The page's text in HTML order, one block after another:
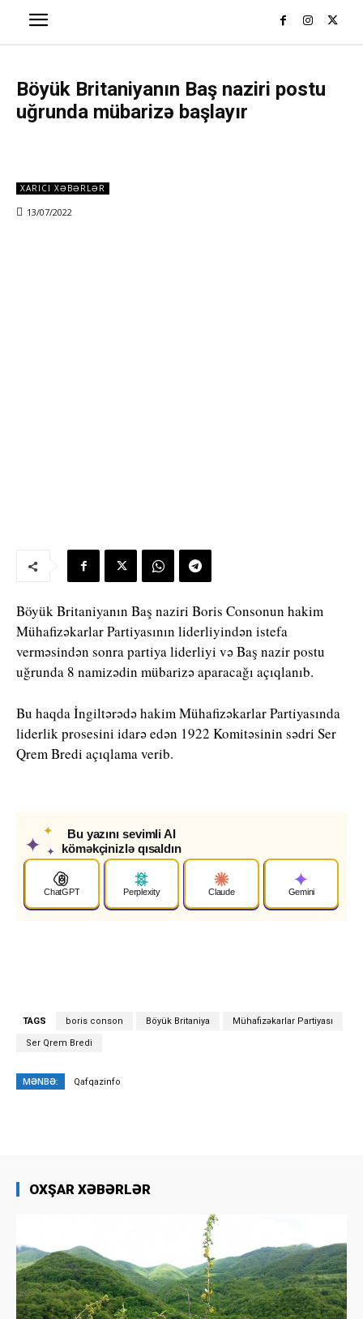
Böyük Britaniyanın Baş naziri postu
uğrunda mübarizə başlayır
XARICI XƏBƏRLƏR
13/07/2022
Böyük Britaniyanın Baş naziri Boris Consonun hakim
Mühafizəkarlar Partiyasının liderliyindən istefa
verməsindən sonra partiya liderliyi və Baş nazir postu
uğrunda 8 namizədin mübarizə aparacağı açıqlanıb.
Bu haqda İngiltərədə hakim Mühafizəkarlar Partiyasında
liderlik prosesini idarə edən 1922 Komitəsinin sədri Ser
Qrem Bredi açıqlama verib.
✦
✦
✦
Bu yazını sevimli AI
köməkçinizlə qısaldın
ChatGPT Perplexity Claude Gemini
TAGS boris conson Böyük Britaniya Mühafizəkarlar Partiyası
Ser Qrem Bredi
MƏNBƏ: Qafqazinfo
OXŞAR XƏBƏRLƏR